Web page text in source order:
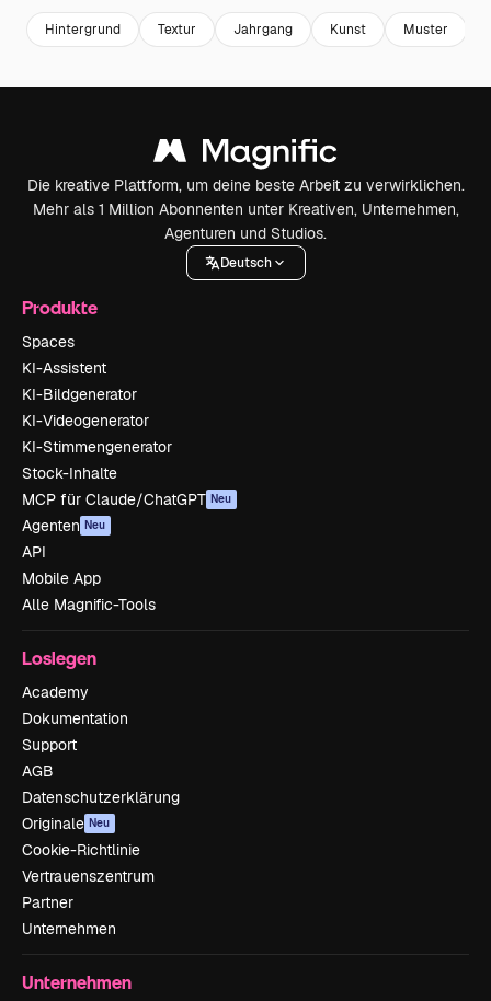
Hintergrund Textur Jahrgang Kunst Muster
Die kreative Plattform, um deine beste Arbeit zu verwirklichen.
Mehr als 1 Million Abonnenten unter Kreativen, Unternehmen,
Agenturen und Studios.
Deutsch
Produkte
Spaces
KI-Assistent
KI-Bildgenerator
KI-Videogenerator
KI-Stimmengenerator
Stock-Inhalte
MCP für Claude/ChatGPT Neu
Agenten Neu
API
Mobile App
Alle Magnific-Tools
Loslegen
Academy
Dokumentation
Support
AGB
Datenschutzerklärung
Originale Neu
Cookie-Richtlinie
Vertrauenszentrum
Partner
Unternehmen
Unternehmen